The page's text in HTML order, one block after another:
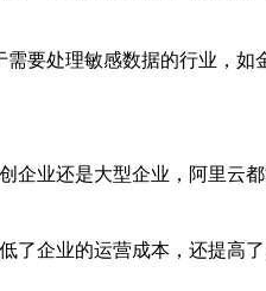
要处理敏感数据的行业，如
企业还是大型企业，阿里云
了企业的运营成本，还提高